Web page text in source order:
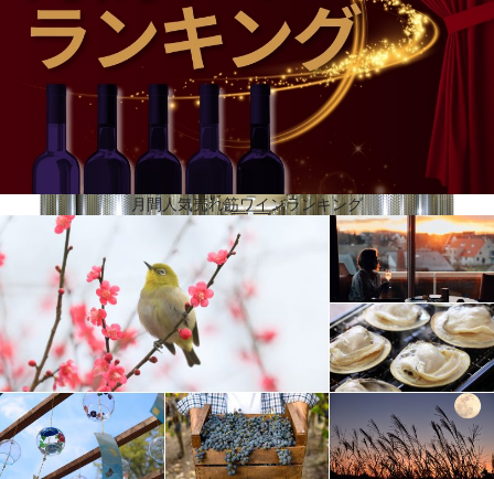
は、今日まで受け継がれています。サンシルヴェストロは、ピエモンテと深く結びついており、実
際、バルベーラ、ネッビオーロ、ドルチェット、グリニョリーノ、アルネイス、コルテーゼ、モス
カートといった伝統品種を扱っています。このアプローチに一貫して、ノヴェッロのファヴォリー
タやナス・チェッタのような土着の葡萄の樹に投資しています。
葡萄生産者と協力
プロ意識が高く厳格な葡萄栽培者の選別は、サンシルヴェストロの長所でもあります。現在では、
農学者であるカルロ・アルヌルフォ教授の指揮のもとで、葡萄栽培者たちは、常に求められる高い
品質基準を達成するために、毎年懸命に働いています。サンシルヴェストロは、葡萄の購入先であ
月間人気売れ筋ワインランキング